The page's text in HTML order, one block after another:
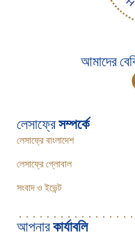
আমাদের
লেসাফ্রেসম্পর্কে
লেসাফ্রে বাংলাদেশ
লেসাফ্রে গ্লোবাল
সংবাদ ও ইভেন্ট
আপনারকার্যাবলি